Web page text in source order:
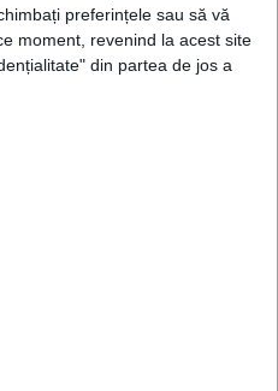
preferințele sau să vă
moment, revenind la acest site
din partea de jos a